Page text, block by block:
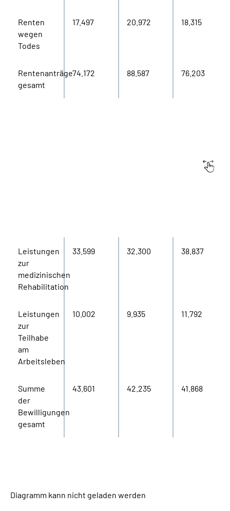
Renten
wegen
Todes
17.497 20.972 18.315
Rentenanträge
gesamt
74.172 88.587 76.203
Leistungen
zur
medizinischen
Rehabilitation
33.599 32.300 38.837
Leistungen
zur
Teilhabe
am
Arbeitsleben
10.002 9.935 11.792
Summe
der
Bewilligungen
gesamt
43.601 42.235 41.868
Diagramm kann nicht geladen werden